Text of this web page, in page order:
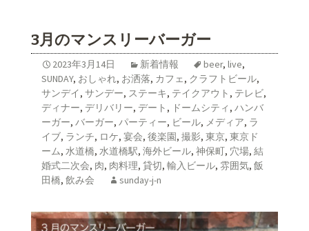
3月のマンスリーバーガー
2023年3月14日 新着情報 beer, live,
SUNDAY, おしゃれ, お洒落, カフェ, クラフトビール,
サンデイ, サンデー, ステーキ, テイクアウト , テレビ,
ディナー, デリバリー, デート , ドームシティ , ハンバ
ーガー, バーガー, パーティー, ビール, メディア, ラ
イブ, ランチ, ロケ, 宴会, 後楽園, 撮影, 東京, 東京ド
ーム, 水道橋, 水道橋駅, 海外ビール, 神保町, 穴場, 結
婚式二次会, 肉, 肉料理, 貸切, 輸入ビール, 雰囲気, 飯
田橋, 飲み会 sunday-j-n